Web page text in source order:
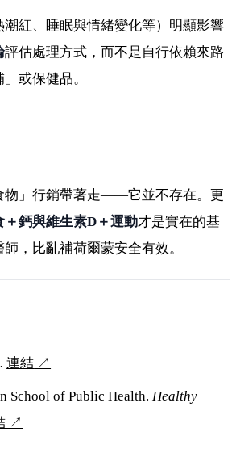
紅、睡眠與情緒變化等）明顯影響
評估處理方式，而不是自行依賴來路
或保健品。
物」行銷帶著走——它並不存在。更
＋鈣與維生素D＋運動才是實在的基
，比亂補荷爾蒙安全有效。
連結 ↗
School of Public Health.Healthy
↗